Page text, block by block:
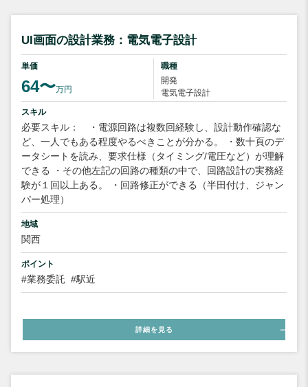
UI画面の設計業務：電気電子設計
単価
64〜万円
職種
開発
電気電子設計
スキル
必要スキル： ・電源回路は複数回経験し、設計動作確認な
ど、一人でもある程度やるべきことが分かる。 ・数十頁のデ
ータシートを読み、要求仕様（タイミング/電圧など）が理解
できる ・その他左記の回路の種類の中で、回路設計の実務経
験が１回以上ある。 ・回路修正ができる（半田付け、ジャン
パー処理）
地域
関西
ポイント
#業務委託 #駅近
詳細を見る